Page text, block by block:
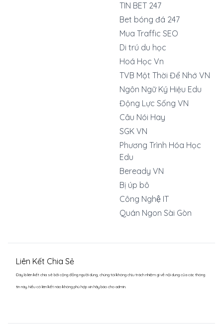
TIN BET 247
Bet bóng đá 247
Mua Traffic SEO
Di trú du học
Hoá Học Vn
TVB Một Thời Để Nhớ VN
Ngôn Ngữ Ký Hiệu Edu
Động Lực Sống VN
Câu Nói Hay
SGK VN
Phương Trình Hóa Học
Edu
Beready VN
Bị úp bô
Công Nghệ IT
Quán Ngon Sài Gòn
Liên Kết Chia Sẻ
Đây là liên kết chia sẻ bới cộng đồng người dùng, chúng tôi không chịu trách nhiệm gì về nội dung của các thông
tin này. Nếu có liên kết nào không phù hợp xin hãy báo cho admin.